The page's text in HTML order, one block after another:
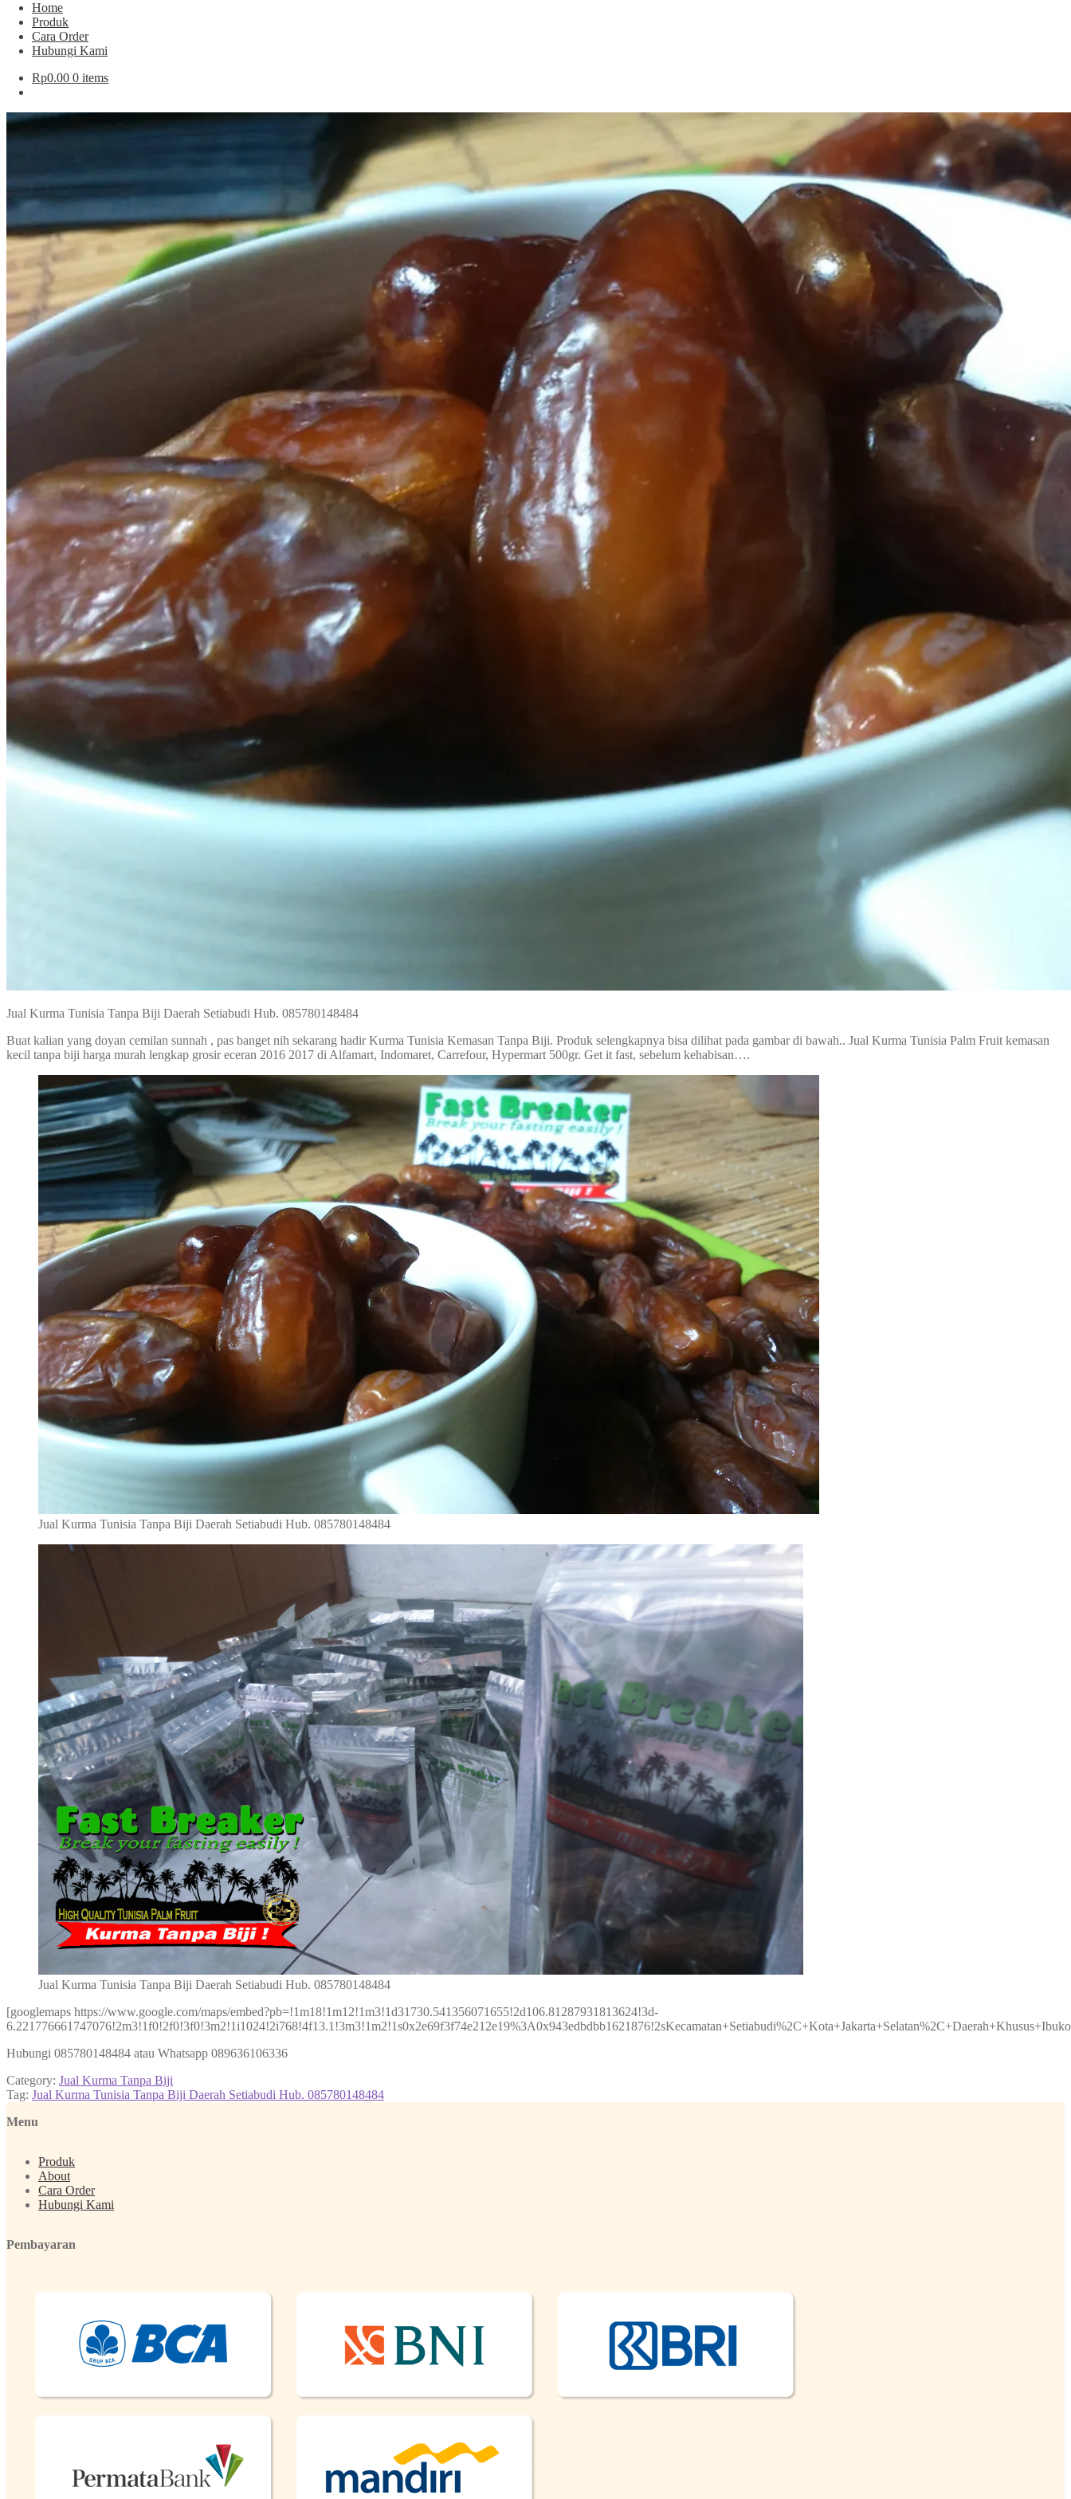
Home
Produk
Cara Order
Hubungi Kami
Rp0.00 0 items
Jual Kurma Tunisia Tanpa Biji Daerah Setiabudi Hub. 085780148484
Buat kalian yang doyan cemilan sunnah , pas banget nih sekarang hadir Kurma Tunisia Kemasan Tanpa Biji. Produk selengkapnya bisa dilihat pada gambar di bawah.. Jual Kurma Tunisia Palm Fruit kemasan
kecil tanpa biji harga murah lengkap grosir eceran 2016 2017 di Alfamart, Indomaret, Carrefour, Hypermart 500gr. Get it fast, sebelum kehabisan….
Jual Kurma Tunisia Tanpa Biji Daerah Setiabudi Hub. 085780148484
Jual Kurma Tunisia Tanpa Biji Daerah Setiabudi Hub. 085780148484
[googlemaps https://www.google.com/maps/embed?pb=!1m18!1m12!1m3!1d31730.541356071655!2d106.81287931813624!3d-
Hubungi 085780148484 atau Whatsapp 089636106336
Category: Jual Kurma Tanpa Biji
Tag: Jual Kurma Tunisia Tanpa Biji Daerah Setiabudi Hub. 085780148484
Menu
Produk
About
Cara Order
Hubungi Kami
Pembayaran